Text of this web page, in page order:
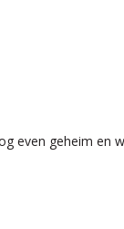
even geheim en